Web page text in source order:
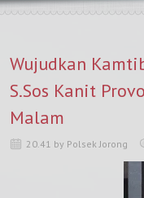
Wujudkan
S.Sos Kanit
Malam
20.41 by Polsek Jorong